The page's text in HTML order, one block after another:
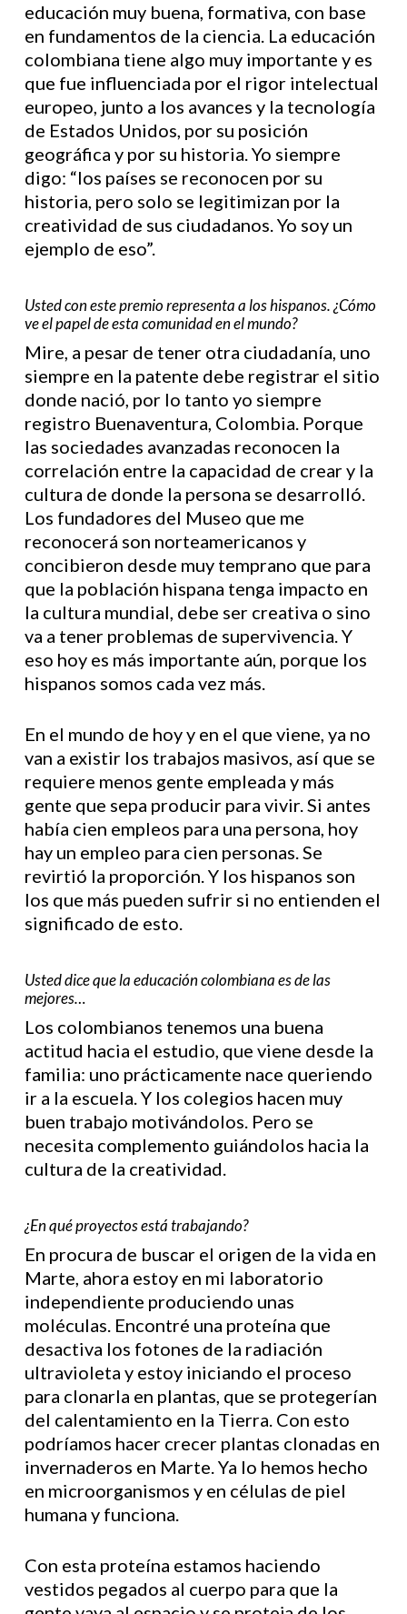
educación muy buena, formativa, con base
en fundamentos de la ciencia. La educación
colombiana tiene algo muy importante y es
que fue influenciada por el rigor intelectual
europeo, junto a los avances y la tecnología
de Estados Unidos, por su posición
geográfica y por su historia. Yo siempre
digo: “los países se reconocen por su
historia, pero solo se legitimizan por la
creatividad de sus ciudadanos. Yo soy un
ejemplo de eso”.
Usted con este premio representa a los hispanos. ¿Cómo
ve el papel de esta comunidad en el mundo?
Mire, a pesar de tener otra ciudadanía, uno
siempre en la patente debe registrar el sitio
donde nació, por lo tanto yo siempre
registro Buenaventura, Colombia. Porque
las sociedades avanzadas reconocen la
correlación entre la capacidad de crear y la
cultura de donde la persona se desarrolló.
Los fundadores del Museo que me
reconocerá son norteamericanos y
concibieron desde muy temprano que para
que la población hispana tenga impacto en
la cultura mundial, debe ser creativa o sino
va a tener problemas de supervivencia. Y
eso hoy es más importante aún, porque los
hispanos somos cada vez más.
En el mundo de hoy y en el que viene, ya no
van a existir los trabajos masivos, así que se
requiere menos gente empleada y más
gente que sepa producir para vivir. Si antes
había cien empleos para una persona, hoy
hay un empleo para cien personas. Se
revirtió la proporción. Y los hispanos son
los que más pueden sufrir si no entienden el
significado de esto.
Usted dice que la educación colombiana es de las
mejores…
Los colombianos tenemos una buena
actitud hacia el estudio, que viene desde la
familia: uno prácticamente nace queriendo
ir a la escuela. Y los colegios hacen muy
buen trabajo motivándolos. Pero se
necesita complemento guiándolos hacia la
cultura de la creatividad.
¿En qué proyectos está trabajando?
En procura de buscar el origen de la vida en
Marte, ahora estoy en mi laboratorio
independiente produciendo unas
moléculas. Encontré una proteína que
desactiva los fotones de la radiación
ultravioleta y estoy iniciando el proceso
para clonarla en plantas, que se protegerían
del calentamiento en la Tierra. Con esto
podríamos hacer crecer plantas clonadas en
invernaderos en Marte. Ya lo hemos hecho
en microorganismos y en células de piel
humana y funciona.
Con esta proteína estamos haciendo
vestidos pegados al cuerpo para que la